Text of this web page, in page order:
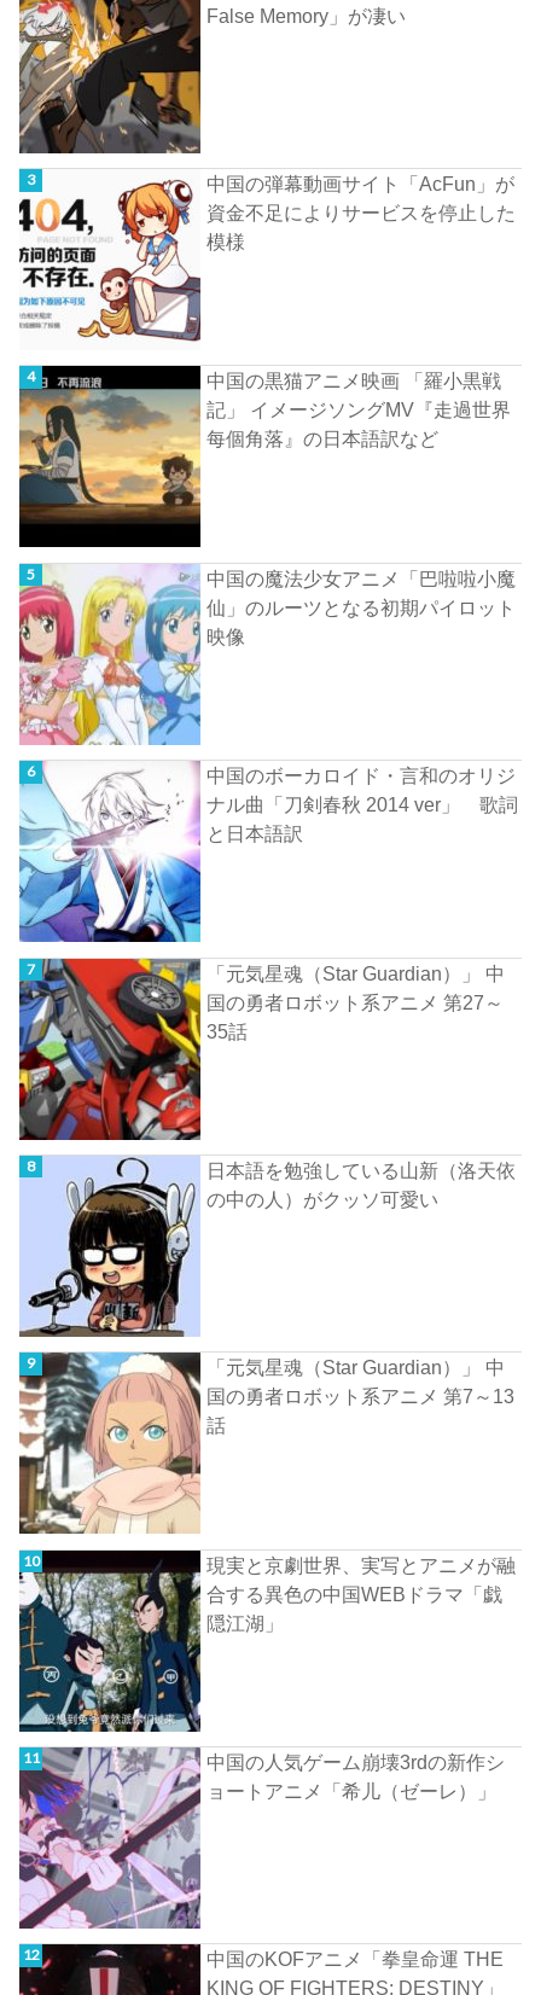
False Memory」が凄い
中国の弾幕動画サイト「AcFun」が
資金不足によりサービスを停止した
模様
中国の黒猫アニメ映画 「羅小黒戦
記」 イメージソングMV『走過世界
每個角落』の日本語訳など
中国の魔法少女アニメ「巴啦啦小魔
仙」のルーツとなる初期パイロット
映像
中国のボーカロイド・言和のオリジ
ナル曲「刀剣春秋 2014 ver」 歌詞
と日本語訳
「元気星魂（Star Guardian）」 中
国の勇者ロボット系アニメ 第27～
35話
日本語を勉強している山新（洛天依
の中の人）がクッソ可愛い
「元気星魂（Star Guardian）」 中
国の勇者ロボット系アニメ 第7～13
話
現実と京劇世界、実写とアニメが融
合する異色の中国WEBドラマ「戯
隠江湖」
中国の人気ゲーム崩壊3rdの新作シ
ョートアニメ「希儿（ゼーレ）」
中国のKOFアニメ「拳皇命運 THE
KING OF FIGHTERS: DESTINY」